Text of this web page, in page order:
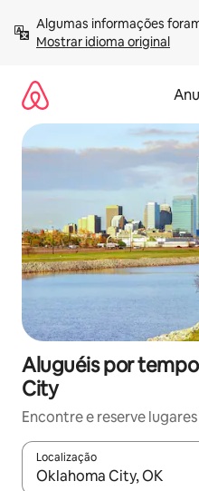
para
Mostrar idioma original
Aluguéis por
City
Encontre e reserve
Localização
Quando os resultados